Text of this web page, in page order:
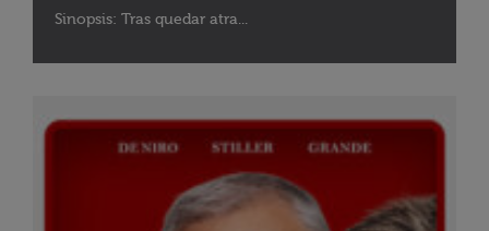
Sinopsis: Tras quedar atra...